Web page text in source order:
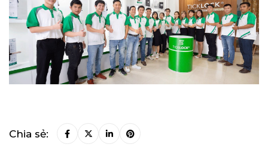
Chia sẻ: